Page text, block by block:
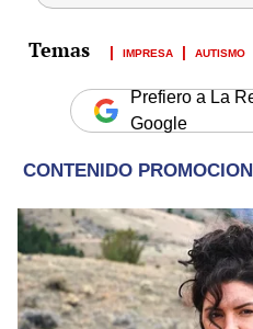
IMPRESA AUTISMO
Prefiero a La
Google